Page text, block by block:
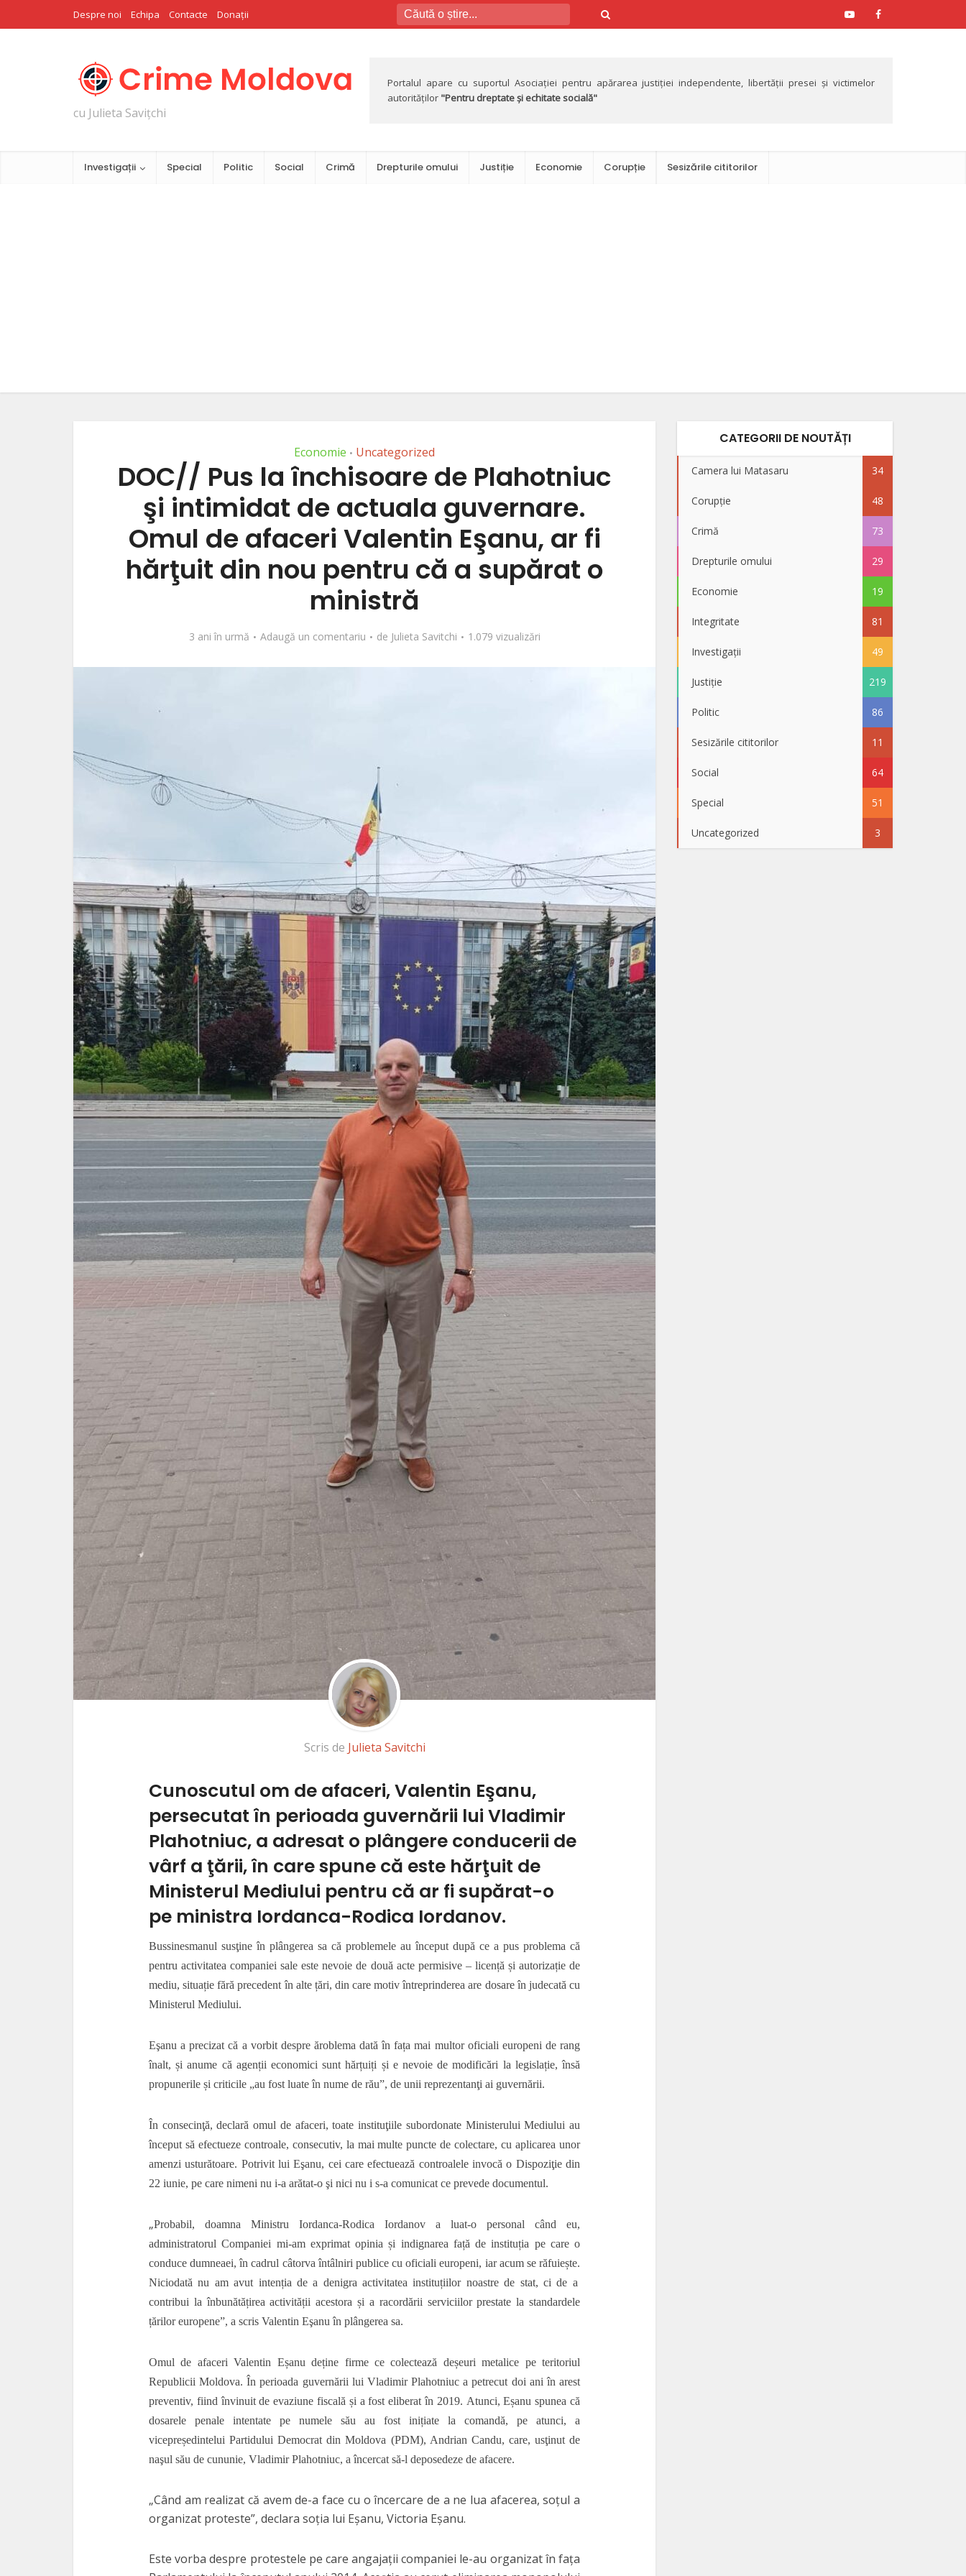
Despre noi Echipa Contacte Donații
cu Julieta Savițchi
Portalul apare cu suportul Asociației pentru apărarea justiției independente, libertății presei și victimelor
autorităților "Pentru dreptate și echitate socială"
Investigații Special Politic Social Crimă Drepturile omului Justiție Economie Corupție Sesizările cititorilor
Economie • Uncategorized
DOC// Pus la închisoare de Plahotniuc
şi intimidat de actuala guvernare.
Omul de afaceri Valentin Eşanu, ar fi
hărţuit din nou pentru că a supărat o
ministră
3 ani în urmă Adaugă un comentariu de Julieta Savitchi 1.079 vizualizări
Scris de Julieta Savitchi
Cunoscutul om de afaceri, Valentin Eşanu,
persecutat în perioada guvernării lui Vladimir
Plahotniuc, a adresat o plângere conducerii de
vârf a ţării, în care spune că este hărţuit de
Ministerul Mediului pentru că ar fi supărat-o
pe ministra Iordanca-Rodica Iordanov.
Bussinesmanul susţine în plângerea sa că problemele au început după ce a pus problema că
pentru activitatea companiei sale este nevoie de două acte permisive – licență și autorizație de
mediu, situație fără precedent în alte țări, din caremotivîntreprinderea are dosare în judecată cu
Ministerul Mediului.
Eşanu a precizat că a vorbit despre ăroblema datăîn fața mai multor oficiali europeni de rang
înalt, și anume că agenții economici sunt hărțuiți și e nevoie de modificări la legislație,însă
propunerile și criticile „au fost luate în nume de rău”, de unii reprezentanţi ai guvernării.
În consecinţă, declară omul de afaceri, toate instituţiile subordonate Ministerului Mediului au
început să efectueze controale, consecutiv, la mai multe puncte de colectare, cu aplicarea unor
amenzi usturătoare. Potrivit lui Eşanu, cei care efectuează controalele invocă o Dispoziţie din
22 iunie, pe care nimeni nu i-a arătat-o şi nici nu i s-a comunicat ce prevede documentul.
„Probabil, doamna Ministru Iordanca-Rodica Iordanov a luat-o personal când eu,
administratorul Companiei mi-am exprimat opinia și indignarea față de instituția pe care o
conduce dumneaei, în cadrul câtorva întâlniri publice cu oficiali europeni, iar acum se răfuiește.
Niciodată nu am avut intenția de a denigra activitatea instituțiilor noastre de stat, ci de a
contribui la înbunătățirea activității acestora și a racordării serviciilor prestate la standardele
țărilor europene”, a scris Valentin Eşanu în plângerea sa.
Omul de afaceri Valentin Eșanu deține firme ce colectează deșeuri metalice pe teritoriul
Republicii Moldova. În perioada guvernării lui Vladimir Plahotniuc a petrecut doi ani în arest
preventiv, fiind învinuit de evaziune fiscală și a fost eliberat în 2019. Atunci, Eșanu spunea că
dosarele penale intentate pe numele său au fost inițiate la comandă, pe atunci, a
vicepreședintelui Partidului Democrat din Moldova (PDM), Andrian Candu, care, usţinut de
naşul său de cununie, Vladimir Plahotniuc, a încercat să-l deposedeze de afacere.
„Când am realizat că avem de-a face cu o încercare de a ne lua afacerea, soțul a
organizat proteste”, declara soția lui Eșanu, Victoria Eşanu.
Este vorba despre protestele pe care angajații companiei le-au organizat în fața
CATEGORII DE NOUTĂȚI
Camera lui Matasaru 34
Corupție 48
Crimă 73
Drepturile omului 29
Economie 19
Integritate 81
Investigații 49
Justiție 219
Politic 86
Sesizările cititorilor 11
Social 64
Special 51
Uncategorized 3